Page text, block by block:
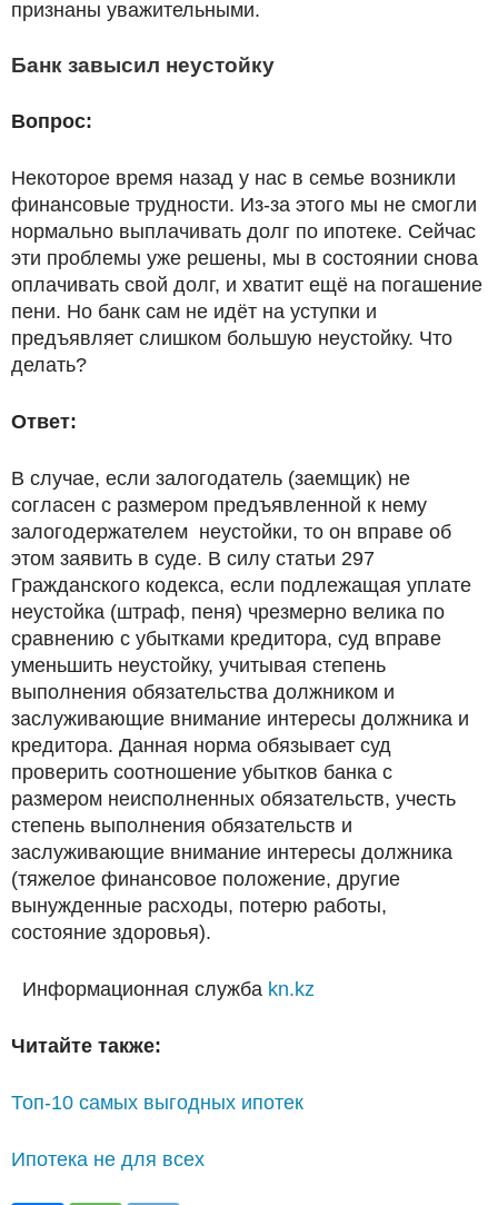
признаны уважительными.
Банк завысил неустойку
Вопрос:
Некоторое время назад у нас в семье возникли
финансовые трудности. Из-за этого мы не смогли
нормально выплачивать долг по ипотеке. Сейчас
эти проблемы уже решены, мы в состоянии снова
оплачивать свой долг, и хватит ещё на погашение
пени. Но банк сам не идёт на уступки и
предъявляет слишком большую неустойку. Что
делать?
Ответ:
В случае, если залогодатель (заемщик) не
согласен с размером предъявленной к нему
залогодержателем неустойки, то он вправе об
этом заявить в суде. В силу статьи 297
Гражданского кодекса, если подлежащая уплате
неустойка (штраф, пеня) чрезмерно велика по
сравнению с убытками кредитора, суд вправе
уменьшить неустойку, учитывая степень
выполнения обязательства должником и
заслуживающие внимание интересы должника и
кредитора. Данная норма обязывает суд
проверить соотношение убытков банка с
размером неисполненных обязательств, учесть
степень выполнения обязательств и
заслуживающие внимание интересы должника
(тяжелое финансовое положение, другие
вынужденные расходы, потерю работы,
состояние здоровья).
Информационная служба kn.kz
Читайте также:
Топ-10 самых выгодных ипотек
Ипотека не для всех